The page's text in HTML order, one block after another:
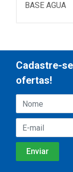
BASE AGUA
Cadastre-
ofertas!